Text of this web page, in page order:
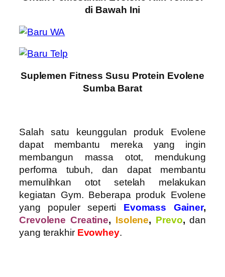
di Bawah Ini
Suplemen Fitness Susu Protein Evolene
Sumba Barat
Salah satu keunggulan produk Evolene
dapat membantu mereka yang ingin
membangun massa otot, mendukung
performa tubuh, dan dapat membantu
memulihkan otot setelah melakukan
kegiatan Gym. Beberapa produk Evolene
yang populer seperti Evomass Gainer,
Crevolene Creatine, Isolene, Prevo,dan
yang terakhir Evowhey.